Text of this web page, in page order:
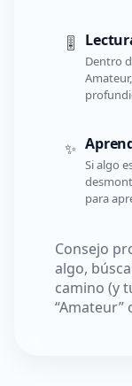
🎚️
Dentro
✨
Si algo
para
Consejo
algo,
camino (y
“Amateur”